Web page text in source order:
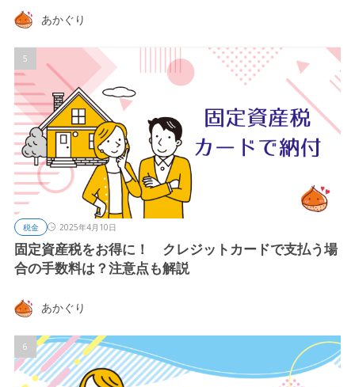
あかぐり
税金 2025年4月10日
固定資産税をお得に！ クレジットカードで支払う場
合の手数料は？注意点も解説
あかぐり